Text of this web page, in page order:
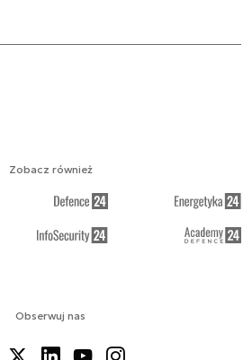
Obserwuj nas
Zobacz również